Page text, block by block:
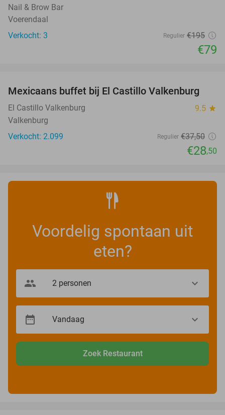
Nail & Brow Bar
Voerendaal
Verkocht: 3
Regulier €195
€79
24%
Mexicaans buffet bij El Castillo Valkenburg
El Castillo Valkenburg 9.5 star
Valkenburg
Verkocht: 2.099
Regulier €37,50
€28,50
Voordelig spontaan uit
eten?
Zoek Restaurant